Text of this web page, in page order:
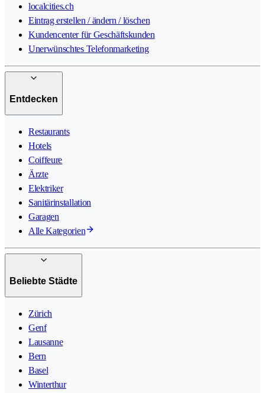
localcities.ch
Eintrag erstellen / ändern / löschen
Kundencenter für Geschäftskunden
Unerwünschtes Telefonmarketing
Entdecken
Restaurants
Hotels
Coiffeure
Ärzte
Elektriker
Sanitärinstallation
Garagen
Alle Kategorien
Beliebte Städte
Zürich
Genf
Lausanne
Bern
Basel
Winterthur